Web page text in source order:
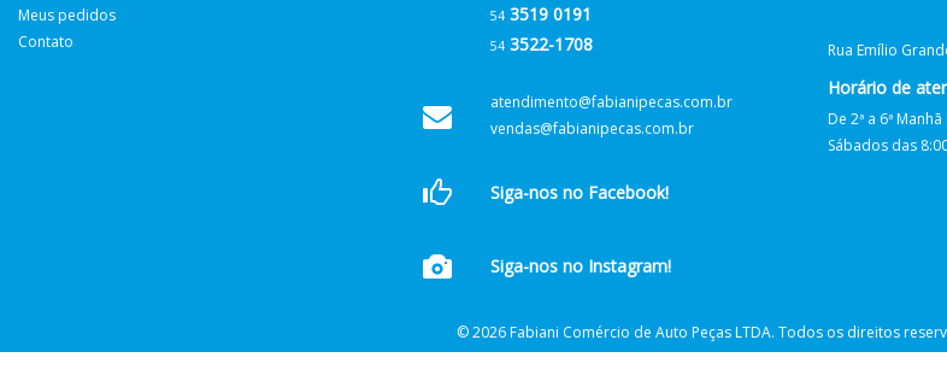
Meus pedidos
Contato
54 3519 0191
54 3522-1708
atendimento@fabianipecas.com.br
vendas@fabianipecas.com.br
Siga-nos no Facebook!
Siga-nos no Instagram!
Rua Emílio
Horário de
De 2ª a 6ª
Sábados das
© 2026 Fabiani Comércio de Auto Peças LTDA. Todos os direitos